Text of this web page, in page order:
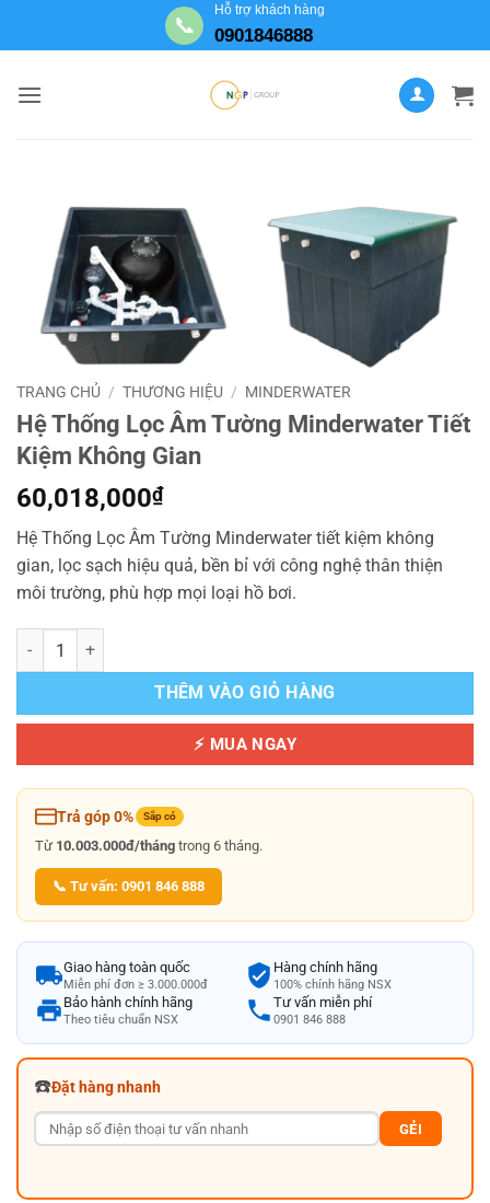
dung
📞
Hỗ trợ khách hàng
0901846888
TRANG CHỦ / THƯƠNG HIỆU / MINDERWATER
Hệ Thống Lọc Âm Tường Minderwater Tiết
Kiệm Không Gian
60,018,000₫
Hệ Thống Lọc Âm Tường Minderwater tiết kiệm không
gian, lọc sạch hiệu quả, bền bỉ với công nghệ thân thiện
môi trường, phù hợp mọi loại hồ bơi.
Hệ Thống Lọc Âm Tường Minderwater Tiết Kiệm Không Gian số
THÊM VÀO GIỎ HÀNG
⚡ MUA NGAY
Trả góp 0% Sắp có
Từ 10.003.000đ/tháng trong 6 tháng.
📞 Tư vấn: 0901 846 888
Giao hàng toàn quốc
Miễn phí đơn ≥ 3.000.000đ
Hàng chính hãng
100% chính hãng NSX
Bảo hành chính hãng
Theo tiêu chuẩn NSX
Tư vấn miễn phí
0901 846 888
☎️Đặt hàng nhanh
GẺI